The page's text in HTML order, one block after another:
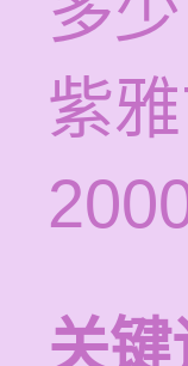
紫
关键